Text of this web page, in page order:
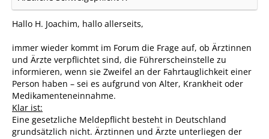
Hallo H. Joachim, hallo allerseits,
immer wieder kommt im Forum die Frage auf, ob Ärztinnen
und Ärzte verpflichtet sind, die Führerscheinstelle zu
informieren, wenn sie Zweifel an der Fahrtauglichkeit einer
Person haben – sei es aufgrund von Alter, Krankheit oder
Medikamenteneinnahme.
Klar ist:
Eine gesetzliche Meldepflicht besteht in Deutschland
grundsätzlich nicht. Ärztinnen und Ärzte unterliegen der